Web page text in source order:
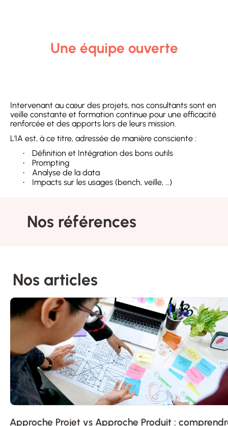
Une équipe ouverte
Intervenant au cœur des projets, nos consultants sont en
veille constante et formation continue pour une efficacité
renforcée et des apports lors de leurs mission.
L’IA est, à ce titre, adressée de manière consciente :
· Définition et Intégration des bons outils
· Prompting
· Analyse de la data
· Impacts sur les usages (bench, veille, …)
Nos références​
Nos articles​
Approche Projet vs Approche Produit :